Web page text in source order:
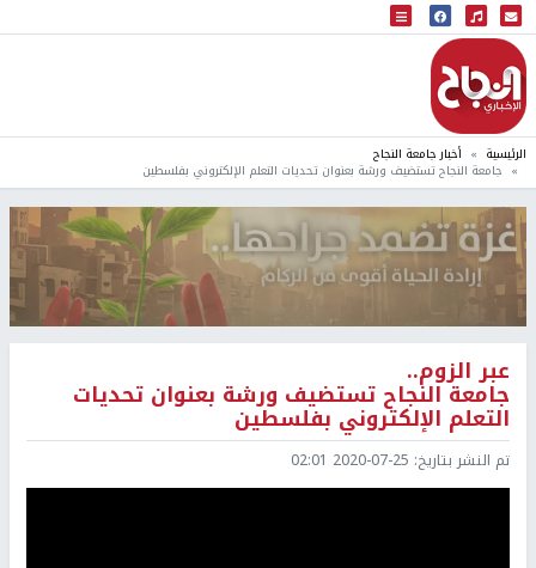
البث المباشر
إذاعة النجاح
الرئيسية أخبار جامعة النجاح
جامعة النجاح تستضيف ورشة بعنوان تحديات التعلم الإلكتروني بفلسطين
عبر الزوم..
جامعة النجاح تستضيف ورشة بعنوان تحديات
التعلم الإلكتروني بفلسطين
تم النشر بتاريخ: 2020-07-25 02:01